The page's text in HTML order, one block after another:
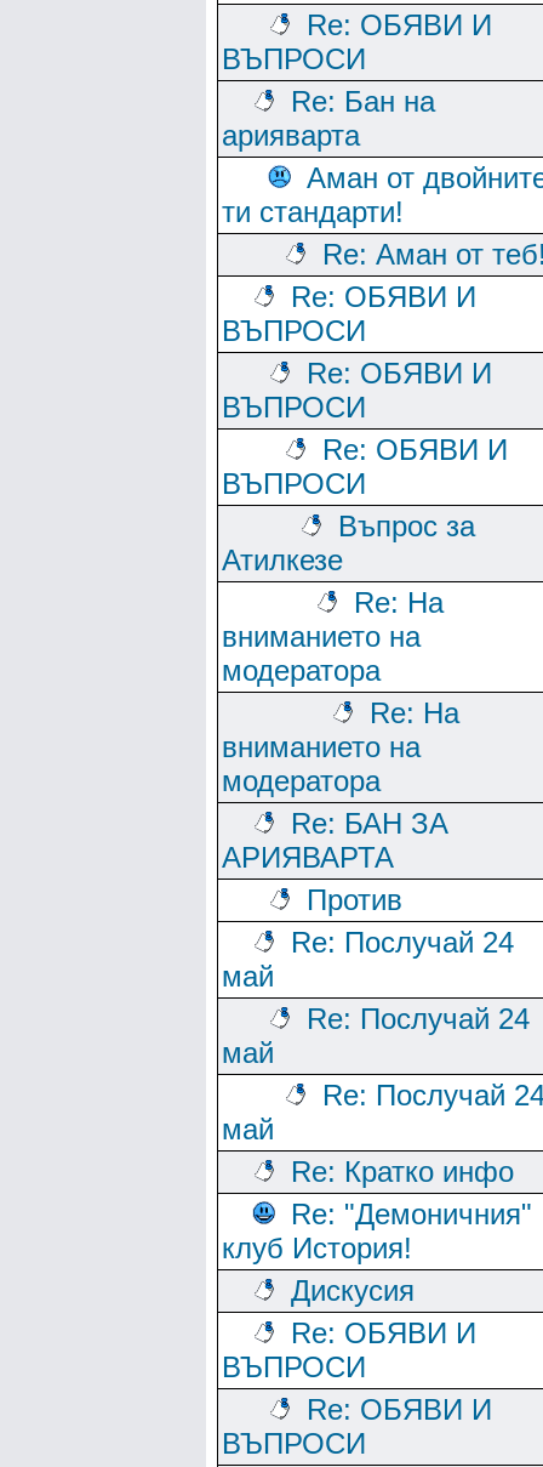
Re: ОБЯВИ И
ВЪПРОСИ
Re: Бан на
арияварта
Аман от
ти стандарти!
Re: Аман от
Re: ОБЯВИ И
ВЪПРОСИ
Re: ОБЯВИ И
ВЪПРОСИ
Re: ОБЯВИ И
ВЪПРОСИ
Въпрос за
Атилкезе
Re: На
вниманието на
модератора
Re: На
вниманието на
модератора
Re: БАН ЗА
АРИЯВАРТА
Против
Re: Послучай 24
май
Re: Послучай 24
май
Re: Послучай
май
Re: Кратко инфо
Re: "Демоничния"
клуб История!
Дискусия
Re: ОБЯВИ И
ВЪПРОСИ
Re: ОБЯВИ И
ВЪПРОСИ